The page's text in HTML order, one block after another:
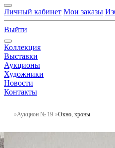
Личный кабинет Мои заказы
Выйти
Коллекция
Выставки
Аукционы
Художники
Новости
Контакты
Аукцион № 19 Окно, кроны